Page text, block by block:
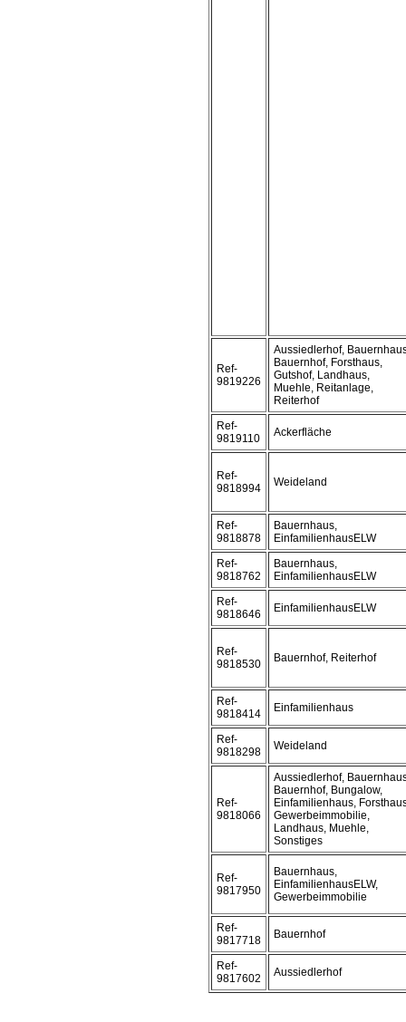
Ref-
9819226
Aussiedlerhof,
Bauernhof, Forsthaus,
Gutshof, Landhaus,
Muehle, Reitanlage,
Reiterhof
Ref-
9819110
Ackerfläche
Ref-
9818994
Weideland
Ref-
9818878
Bauernhaus,
EinfamilienhausELW
Ref-
9818762
Bauernhaus,
EinfamilienhausELW
Ref-
9818646
EinfamilienhausELW
Ref-
9818530
Bauernhof, Reiterhof
Ref-
9818414
Einfamilienhaus
Ref-
9818298
Weideland
Ref-
9818066
Aussiedlerhof,
Bauernhof, Bungalow,
Einfamilienhaus,
Gewerbeimmobilie,
Landhaus, Muehle,
Sonstiges
Ref-
9817950
Bauernhaus,
EinfamilienhausELW,
Gewerbeimmobilie
Ref-
9817718
Bauernhof
Ref-
9817602
Aussiedlerhof